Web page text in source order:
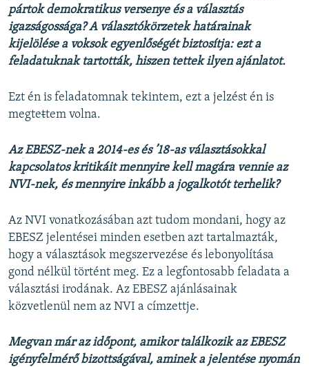
pártok demokratikus versenye és a választás
igazságossága? A választókörzetek határainak
kijelölése a voksok egyenlőségét biztosítja: ezt a
feladatuknak tartották, hiszen tettek ilyen ajánlatot.
Ezt én is feladatomnak tekintem, ezt a jelzést én is
megtettem volna.
Az ​EBESZ-nek a 2014-es és ’18-as választásokkal
kapcsolatos kritikáit mennyire kell magára vennie az
NVI-nek, és mennyire inkább a jogalkotót terhelik?
Az NVI vonatkozásában azt tudom mondani, hogy az
EBESZ jelentései minden esetben azt tartalmazták,
hogy a választások megszervezése és lebonyolítása
gond nélkül történt meg. Ez a legfontosabb feladata a
választási irodának. Az EBESZ ajánlásainak
közvetlenül nem az NVI a címzettje.
Megvan ​már az időpont, amikor találkozik az EBESZ
igényfelmérő bizottságával, aminek a jelentése nyomán